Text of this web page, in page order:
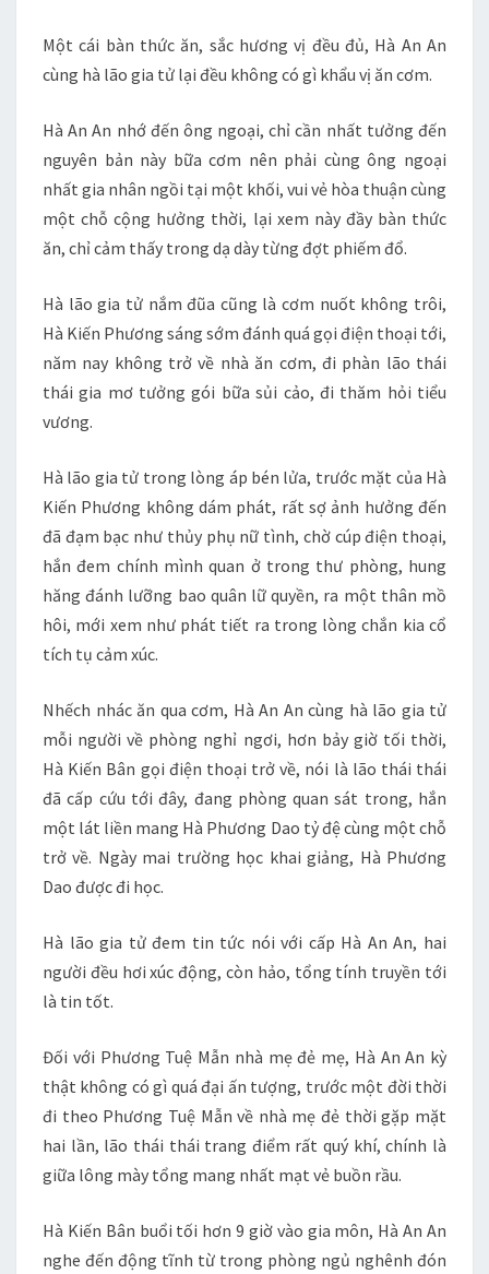
Một cái bàn thức ăn, sắc hương vị đều đủ, Hà An An
cùng hà lão gia tử lại đều không có gì khẩu vị ăn cơm.
Hà An An nhớ đến ông ngoại, chỉ cần nhất tưởng đến
nguyên bản này bữa cơm nên phải cùng ông ngoại
nhất gia nhân ngồi tại một khối, vui vẻ hòa thuận cùng
một chỗ cộng hưởng thời, lại xem này đầy bàn thức
ăn, chỉ cảm thấy trong dạ dày từng đợt phiếm đổ.
Hà lão gia tử nắm đũa cũng là cơm nuốt không trôi,
Hà Kiến Phương sáng sớm đánh quá gọi điện thoại tới,
năm nay không trở về nhà ăn cơm, đi phàn lão thái
thái gia mơ tưởng gói bữa sủi cảo, đi thăm hỏi tiểu
vương.
Hà lão gia tử trong lòng áp bén lửa, trước mặt của Hà
Kiến Phương không dám phát, rất sợ ảnh hưởng đến
đã đạm bạc như thủy phụ nữ tình, chờ cúp điện thoại,
hắn đem chính mình quan ở trong thư phòng, hung
hăng đánh lưỡng bao quân lữ quyền, ra một thân mồ
hôi, mới xem như phát tiết ra trong lòng chắn kia cổ
tích tụ cảm xúc.
Nhếch nhác ăn qua cơm, Hà An An cùng hà lão gia tử
mỗi người về phòng nghỉ ngơi, hơn bảy giờ tối thời,
Hà Kiến Bân gọi điện thoại trở về, nói là lão thái thái
đã cấp cứu tới đây, đang phòng quan sát trong, hắn
một lát liền mang Hà Phương Dao tỷ đệ cùng một chỗ
trở về. Ngày mai trường học khai giảng, Hà Phương
Dao được đi học.
Hà lão gia tử đem tin tức nói với cấp Hà An An, hai
người đều hơi xúc động, còn hảo, tổng tính truyền tới
là tin tốt.
Đối với Phương Tuệ Mẫn nhà mẹ đẻ mẹ, Hà An An kỳ
thật không có gì quá đại ấn tượng, trước một đời thời
đi theo Phương Tuệ Mẫn về nhà mẹ đẻ thời gặp mặt
hai lần, lão thái thái trang điểm rất quý khí, chính là
giữa lông mày tổng mang nhất mạt vẻ buồn rầu.
Hà Kiến Bân buổi tối hơn 9 giờ vào gia môn, Hà An An
nghe đến động tĩnh từ trong phòng ngủ nghênh đón